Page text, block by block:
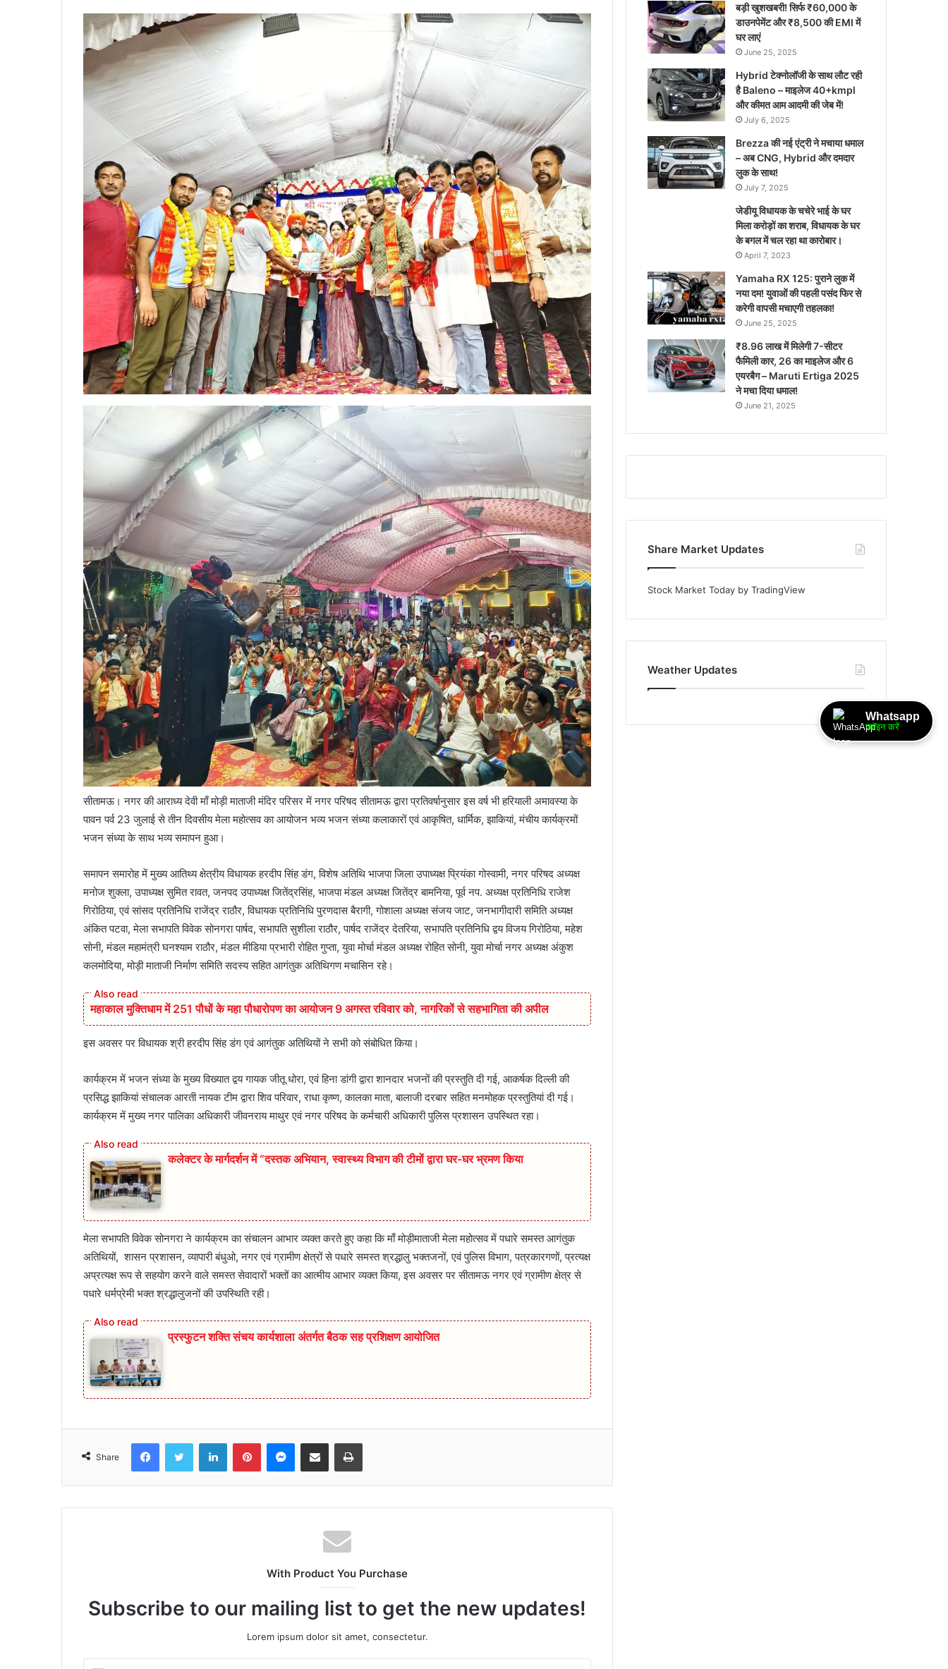
सीतामऊ। नगर की आराध्य देवी माँ मोड़ी माताजी मंदिर परिसर में नगर परिषद सीतामऊ द्वारा प्रतिवर्षानुसार इस वर्ष भी हरियाली अमावस्या के
पावन पर्व 23 जुलाई से तीन दिवसीय मेला महोत्सव का आयोजन भव्य भजन संध्या कलाकारों एवं आकृषित, धार्मिक, झाकियां, मंचीय कार्यक्रमों
भजन संध्या के साथ भव्य समापन हुआ।
समापन समारोह में मुख्य आतिथ्य क्षेत्रीय विधायक हरदीप सिंह डंग, विशेष अतिथि भाजपा जिला उपाध्यक्ष प्रियंका गोस्वामी, नगर परिषद अध्यक्ष
मनोज शुक्ला, उपाध्यक्ष सुमित रावत, जनपद उपाध्यक्ष जितेंद्रसिंह, भाजपा मंडल अध्यक्ष जितेंद्र बामनिया, पूर्व नप. अध्यक्ष प्रतिनिधि राजेश
गिरोठिया, एवं सांसद प्रतिनिधि राजेंद्र राठौर, विधायक प्रतिनिधि पुरणदास बैरागी, गोशाला अध्यक्ष संजय जाट, जनभागीदारी समिति अध्यक्ष
अंकित पटवा, मेला सभापति विवेक सोनगरा पार्षद, सभापति सुशीला राठौर, पार्षद राजेंद्र देतरिया, सभापति प्रतिनिधि द्वय विजय गिरोठिया, महेश
सोनी, मंडल महामंत्री घनश्याम राठौर, मंडल मीडिया प्रभारी रोहित गुप्ता, युवा मोर्चा मंडल अध्यक्ष रोहित सोनी, युवा मोर्चा नगर अध्यक्ष अंकुश
कलमोदिया, मोड़ी माताजी निर्माण समिति सदस्य सहित आगंतुक अतिथिगण मचासिन रहे।
महाकाल मुक्तिधाम में 251 पौधों के महा पौधारोपण का आयोजन 9 अगस्त रविवार को, नागरिकों से सहभागिता की अपील
इस अवसर पर विधायक श्री हरदीप सिंह डंग एवं आगंतुक अतिथियों ने सभी को संबोधित किया।
कार्यक्रम में भजन संध्या के मुख्य विख्यात द्वय गायक जीतू धोरा, एवं हिना डांगी द्वारा शानदार भजनों की प्रस्तुति दी गई, आकर्षक दिल्ली की
प्रसिद्ध झाकियां संचालक आरती नायक टीम द्वारा शिव परिवार, राधा कृष्ण, कालका माता, बालाजी दरबार सहित मनमोहक प्रस्तुतियां दी गई।
कार्यक्रम में मुख्य नगर पालिका अधिकारी जीवनराय माथुर एवं नगर परिषद के कर्मचारी अधिकारी पुलिस प्रशासन उपस्थित रहा।
कलेक्टर के मार्गदर्शन में “दस्तक अभियान,‌ स्वास्थ्य विभाग की टीमों द्वारा घर-घर भ्रमण किया
मेला सभापति विवेक सोनगरा ने कार्यक्रम का संचालन आभार व्यक्त करते हुए कहा कि माँ मोड़ीमाताजी मेला महोत्सव में पधारे समस्त आगंतुक
अतिथियों, शासन प्रशासन, व्यापारी बंधुओ, नगर एवं ग्रामीण क्षेत्रों से पधारे समस्त श्रद्धालु भक्तजनों, एवं पुलिस विभाग, पत्रकारगणों, प्रत्यक्ष
अप्रत्यक्ष रूप से सहयोग करने वाले समस्त सेवादारों भक्तों का आत्मीय आभार व्यक्त किया, इस अवसर पर सीतामऊ नगर एवं ग्रामीण क्षेत्र से
पधारे धर्मप्रेमी भक्त श्रद्धालुजनों की उपस्थिति रही।
प्रस्फुटन शक्ति संचय कार्यशाला अंतर्गत बैठक सह प्रशिक्षण आयोजित
Share
FacebookTwitter LinkedInPinterestMessenger
Share via Email Print
With Product You Purchase
Subscribe to our mailing list to get the new updates!
Lorem ipsum dolor sit amet, consectetur.
बड़ी खुशखबरी! सिर्फ ₹60,000 के
डाउनपेमेंट और ₹8,500 की EMI में
घर लाएं
June 25, 2025
Hybrid टेक्नोलॉजी के साथ लौट रही
है Baleno – माइलेज 40+kmpl
और कीमत आम आदमी की जेब में!
July 6, 2025
Brezza की नई एंट्री ने मचाया धमाल
– अब CNG, Hybrid और दमदार
लुक के साथ!
July 7, 2025
जेडीयू विधायक के चचेरे भाई के घर
मिला करोड़ों का शराब, विधायक के घर
के बगल में चल रहा था कारोबार।
April 7, 2023
Yamaha RX 125: पुराने लुक में
नया दम! युवाओं की पहली पसंद फिर से
करेगी वापसी मचाएगी तहलका!
June 25, 2025
₹8.96 लाख में मिलेगी 7-सीटर
फैमिली कार, 26 का माइलेज और 6
एयरबैग – Maruti Ertiga 2025
ने मचा दिया धमाल!
June 21, 2025
Share Market Updates
Stock Market Today by TradingView
Weather Updates
Whatsapp
ज्वॉइन करें